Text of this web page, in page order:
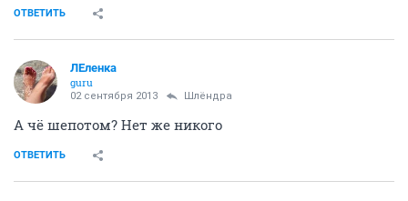
ОТВЕТИТЬ
ЛЕленка
guru
02 сентября 2013 Шлёндра
А чё шепотом? Нет же никого
ОТВЕТИТЬ